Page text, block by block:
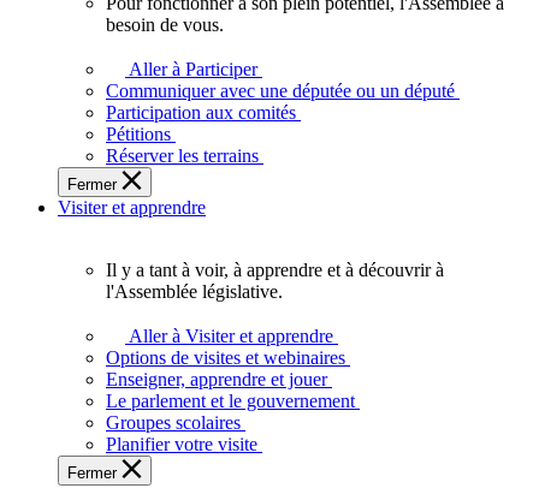
plein
potentiel,
l'Assemblée
a
besoin
de
besoin de vous.
Aller à Participer
Communiquer avec une députée ou un député
Participation aux comités
Pétitions
Réserver les terrains
Fermer
Visiter et apprendre
voir,
apprendre
et
à
Il y a tant à voir, à apprendre et à découvrir à
l'Assemblée législative.
Aller à Visiter et apprendre
Options de visites et webinaires
Enseigner, apprendre et jouer
Le parlement et le gouvernement
Groupes scolaires
Planifier votre visite
Fermer